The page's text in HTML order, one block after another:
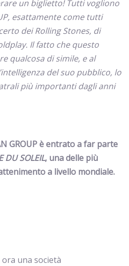
un biglietto! Tutti vogliono
esattamente come tutti
dei Rolling Stones, di
Il fatto che questo
qualcosa di simile, e al
del suo pubblico, lo
più importanti dagli anni
GROUPè entrato a far parte
DU SOLEIL, una delle più
a livello mondiale.
una società